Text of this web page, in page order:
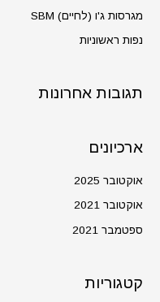
r
:
מגרסות ג'ו (לחיים) SBM
נפות ראשוניות
תגובות אחרונות
ארכיונים
אוקטובר 2025
אוקטובר 2021
ספטמבר 2021
קטגוריות